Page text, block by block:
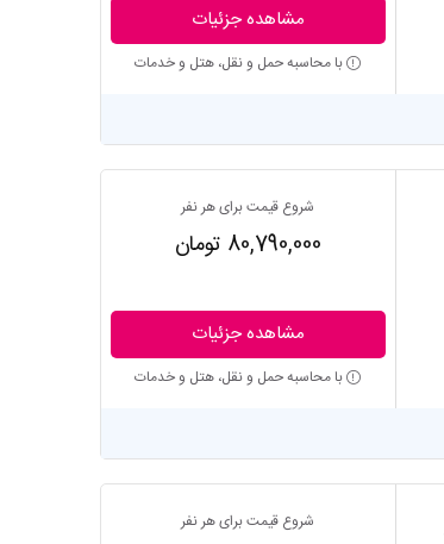
مشاهده جزئیات
با محاسبه حمل و نقل، هتل و خدمات
شروع قیمت برای هر نفر
80,790,000 تومان
مشاهده جزئیات
با محاسبه حمل و نقل، هتل و خدمات
شروع قیمت برای هر نفر